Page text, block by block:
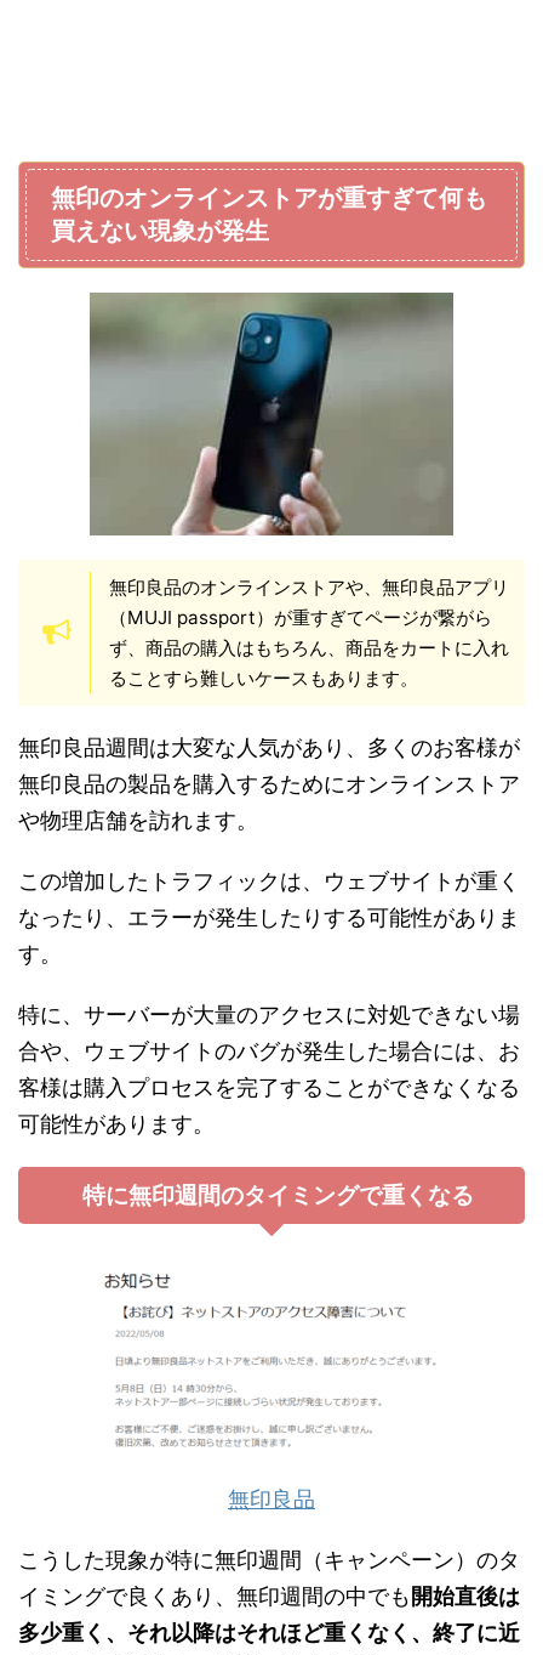
無印のオンラインストアが重すぎて何も
買えない現象が発生
無印良品のオンラインストアや、無印良品アプリ
（MUJI passport）が重すぎてページが繋がら
ず、商品の購入はもちろん、商品をカートに入れ
ることすら難しいケースもあります。
無印良品週間は大変な人気があり、多くのお客様が
無印良品の製品を購入するためにオンラインストア
や物理店舗を訪れます。
この増加したトラフィックは、ウェブサイトが重く
なったり、エラーが発生したりする可能性がありま
す。
特に、サーバーが大量のアクセスに対処できない場
合や、ウェブサイトのバグが発生した場合には、お
客様は購入プロセスを完了することができなくなる
可能性があります。
特に無印週間のタイミングで重くなる
無印良品
こうした現象が特に無印週間（キャンペーン）のタ
イミングで良くあり、無印週間の中でも 開始直後は
多少重く、それ以降はそれほど重くなく、終了に近